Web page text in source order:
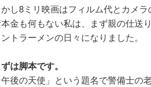
かし8ミリ映画はフィルム代とカメ
金も何もない私は、まず親の仕送
トラーメンの日々になりました。
は脚本です。
午後の天使」という題名で警備士